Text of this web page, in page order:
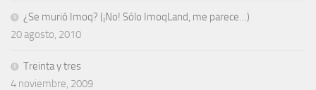
¿Se murió Imoq? (¡No! Sólo ImoqLand, me parece…)
20 agosto, 2010
Treinta y tres
4 noviembre, 2009